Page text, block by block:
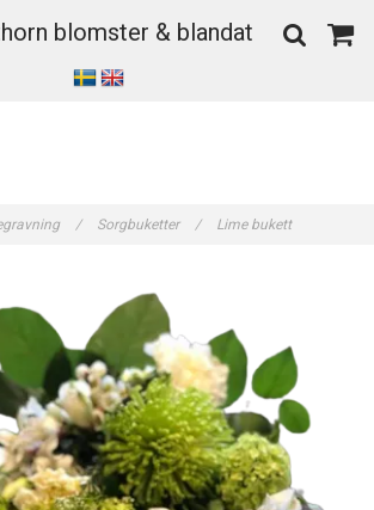
blomster & blandat
/ Sorgbuketter / Lime bukett